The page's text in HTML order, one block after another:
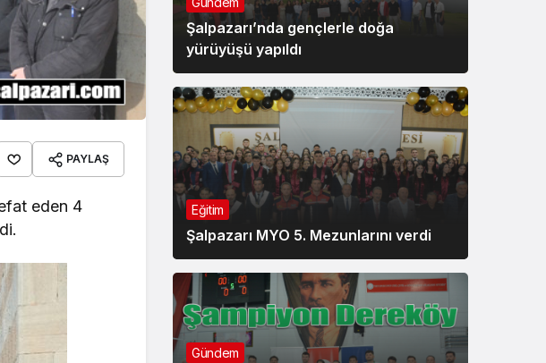
PAYLAŞ
eden 4
Şalpazarı’nda gençlerle doğa
yürüyüşü yapıldı
Eğitim
Şalpazarı MYO 5. Mezunlarını verdi
Gündem